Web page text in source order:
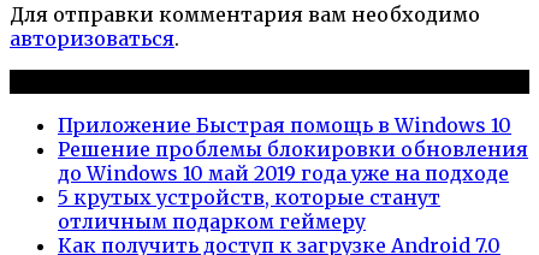
Для отправки комментария вам необходимо
авторизоваться.
Приложение Быстрая помощь в Windows 10
Решение проблемы блокировки обновления
до Windows 10 май 2019 года уже на подходе
5 крутых устройств, которые станут
отличным подарком геймеру
Как получить доступ к загрузке Android 7.0